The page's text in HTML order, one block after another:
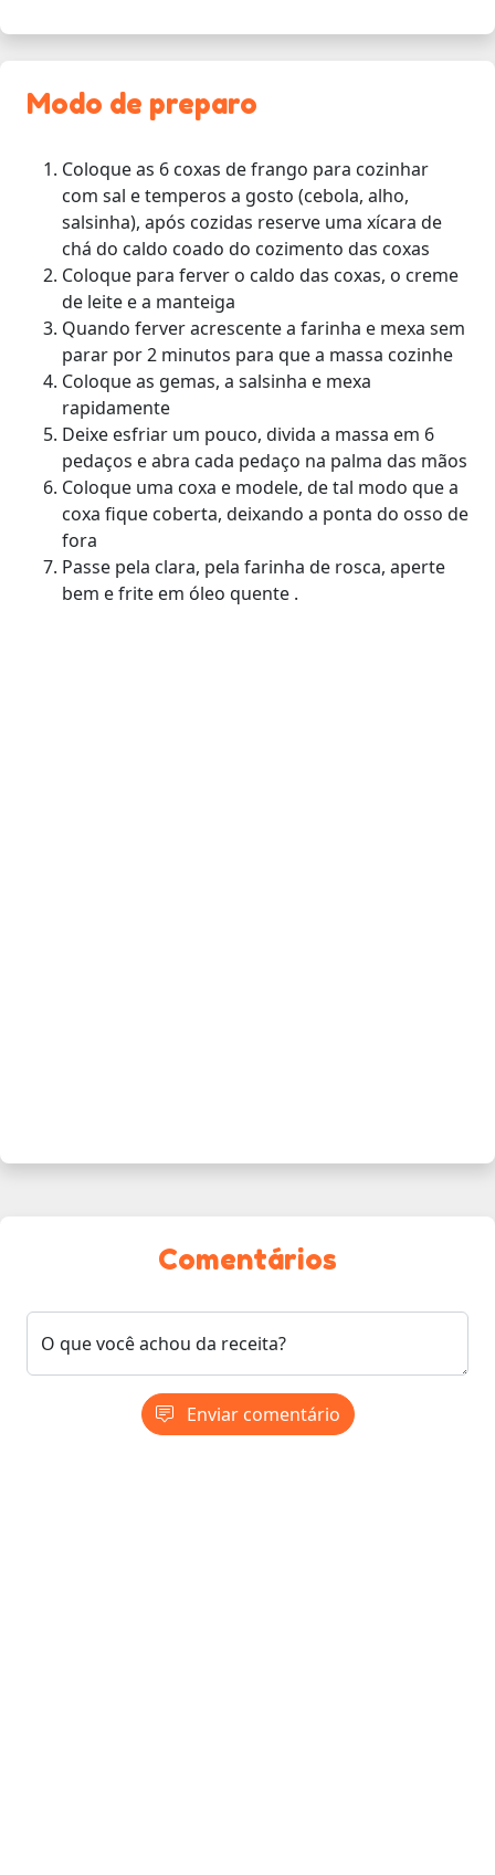
Modo de preparo
Coloque as 6 coxas de frango para cozinhar
com sal e temperos a gosto (cebola, alho,
salsinha), após cozidas reserve uma xícara de
chá do caldo coado do cozimento das coxas
Coloque para ferver o caldo das coxas, o creme
de leite e a manteiga
Quando ferver acrescente a farinha e mexa sem
parar por 2 minutos para que a massa cozinhe
Coloque as gemas, a salsinha e mexa
rapidamente
Deixe esfriar um pouco, divida a massa em 6
pedaços e abra cada pedaço na palma das mãos
Coloque uma coxa e modele, de tal modo que a
coxa fique coberta, deixando a ponta do osso de
fora
Passe pela clara, pela farinha de rosca, aperte
bem e frite em óleo quente .
Comentários
O que você achou da receita?
Enviar comentário